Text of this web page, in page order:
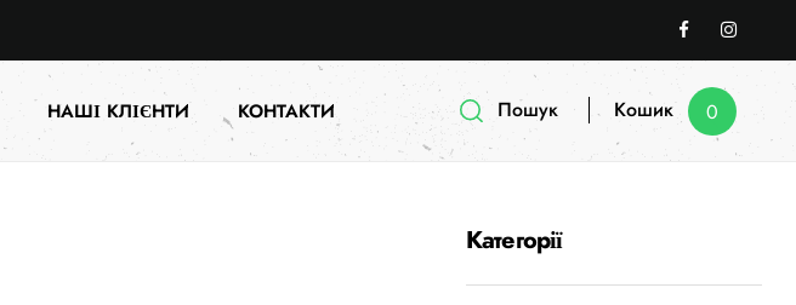
НАШІ КЛІЄНТИ КОНТАКТИ Пошук 0
Кошик
Категорії